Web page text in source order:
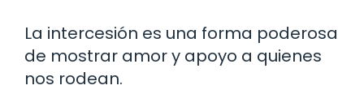
La intercesión es una forma poderosa
de mostrar amor y apoyo a quienes
nos rodean.